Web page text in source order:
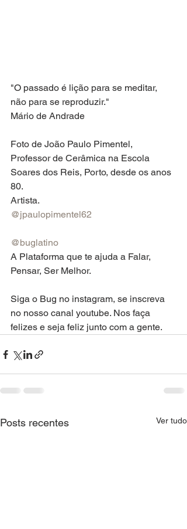
"O passado é lição para se meditar,
não para se reproduzir."
Mário de Andrade
Foto de João Paulo Pimentel,
Professor de Cerâmica na Escola
Soares dos Reis, Porto, desde os anos
80.
Artista.
@jpaulopimentel62
@buglatino
A Plataforma que te ajuda a Falar,
Pensar, Ser Melhor.
Siga o Bug no instagram, se inscreva
no nosso canal youtube. Nos faça
felizes e seja feliz junto com a gente.
Posts recentes Ver tudo